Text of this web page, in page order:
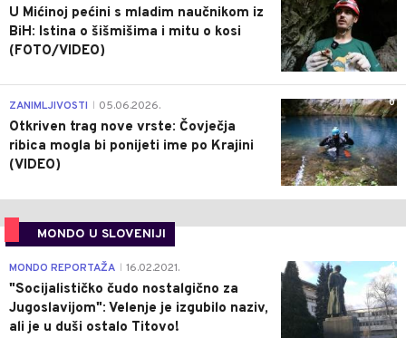
U Mićinoj pećini s mladim naučnikom iz
BiH: Istina o šišmišima i mitu o kosi
(FOTO/VIDEO)
0
ZANIMLJIVOSTI 05.06.2026.
Otkriven trag nove vrste: Čovječja
ribica mogla bi ponijeti ime po Krajini
(VIDEO)
MONDO U SLOVENIJI
4
MONDO REPORTAŽA 16.02.2021.
"Socijalističko čudo nostalgično za
Jugoslavijom": Velenje je izgubilo naziv,
ali je u duši ostalo Titovo!